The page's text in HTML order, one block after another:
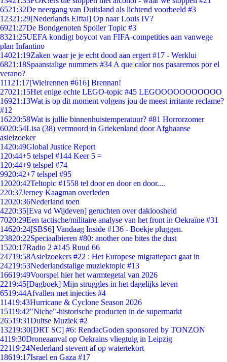
6521:32De neergang van Duitsland als lichtend voorbeeld #3
12321:29[Nederlands Elftal] Op naar Louis IV?
6921:27De Bondgenoten Spoiler Topic #3
8321:25UEFA kondigt boycot van FIFA-competities aan vanwege
plan Infantino
14021:19Zaken waar je je echt dood aan ergert #17 - Werklui
6821:18Spaanstalige nummers #34 A que calor nos pasaremos por el
verano?
111 21:17[Wielrennen #616] Brennan!
27021:15Het enige echte LEGO-topic #45 LEGOOOOOOOOOOO
16921:13Wat is op dit moment volgens jou de meest irritante reclame?
#12
16220:58Wat is jullie binnenhuistemperatuur? #81 Horrorzomer
6020:54Lisa (38) vermoord in Griekenland door Afghaanse
asielzoeker
1420:49Global Justice Report
1 20:44+5 telspel #144 Keer 5 =
1 20:44+9 telspel #74
9920:42+7 telspel #95
12020:42Teltopic #1558 tel door en door en door....
220:37Jerney Kaagman overleden
12020:36Nederland toen
4220:35[Eva vd Wijdeven] geruchten over dakloosheid
7020:29Een tactische/militaire analyse van het front in Oekraïne #31
14620:24[SBS6] Vandaag Inside #136 - Boekje pluggen.
23820:22Speciaalbieren #80: another one bites the dust
1520:17Radio 2 #145 Ruud 66
24719:58Asielzoekers #22 : Het Europese migratiepact gaat in
24219:53Nederlandstalige muziektopic #13
16619:49Voorspel hier het warmtegetal van 2026
2219:45[Dagboek] Mijn struggles in het dagelijks leven
6519:44Afvallen met injecties #4
11419:43Hurricane & Cyclone Season 2026
15119:42"Niche"-historische producten in de supermarkt
26519:31Duitse Muziek #2
13219:30[DRT SC] #6: RendacGoden sponsored by TONZON
4119:30Droneaanval op Oekrains vliegtuig in Leipzig
22119:24Nederland stevent af op watertekort
18619:17Israel en Gaza #17